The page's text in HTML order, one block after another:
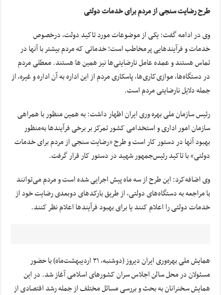
طرح رضایت سنجی از مردم برای خدمات دولتی
وی در ادامه گفت: یکی از موضوعات مورد تاکید دولت، درخصوص
خدمات و فرآیندهایی پرمخاطب است؛ خدماتی که مردم بیشتر با آنها در
تماس هستند و عمده عامل نارضایتی‌ها نیز همین ها هستند. معطلی مردم
در دستگاه‌ها، موازی‌کاری‌ها، پاسکاری مردم از این اداره به آن اداره و غیره، از
جمله دلایل نارضایتی مردم است.
رئیس سازمان ملی بهره وری ایران اظهار داشت: به همین منظور با همراهی
سازمان امور اداری و استخدامی کشور تمرکز بر برخی فرآیندها به‌منظور
بهبود آنها در دستور کار است و طرح «رضایت سنجی از مردم برای خدمات
دولتی» با تاکید رئیس‌جمهور شهید در دستور کار قرار گرفت.
وی اضافه‌کرد: این طرح از سه ماه پیش اجرایی شده است و مردم می‌توانند
با مراجعه به دستگاه‌های دولتی، از طریق بارکدهای دوبعدی رضایت خود از
خدمات دولتی را اعلام کنند یا برای بهبود فرآیندها اعلام نظر کنند.
همایش ملی بهره‌وری ایران دیروز (دوشنبه، ۳۱ اردیبهشت‌ماه) با حضور
مسئولان در محل سالن اجلاس سران کشورهای اسلامی آغاز شد. در این
همایش سخنرانان به بحث و بررسی مسائل مختلف از جمله رشد اقتصادی از